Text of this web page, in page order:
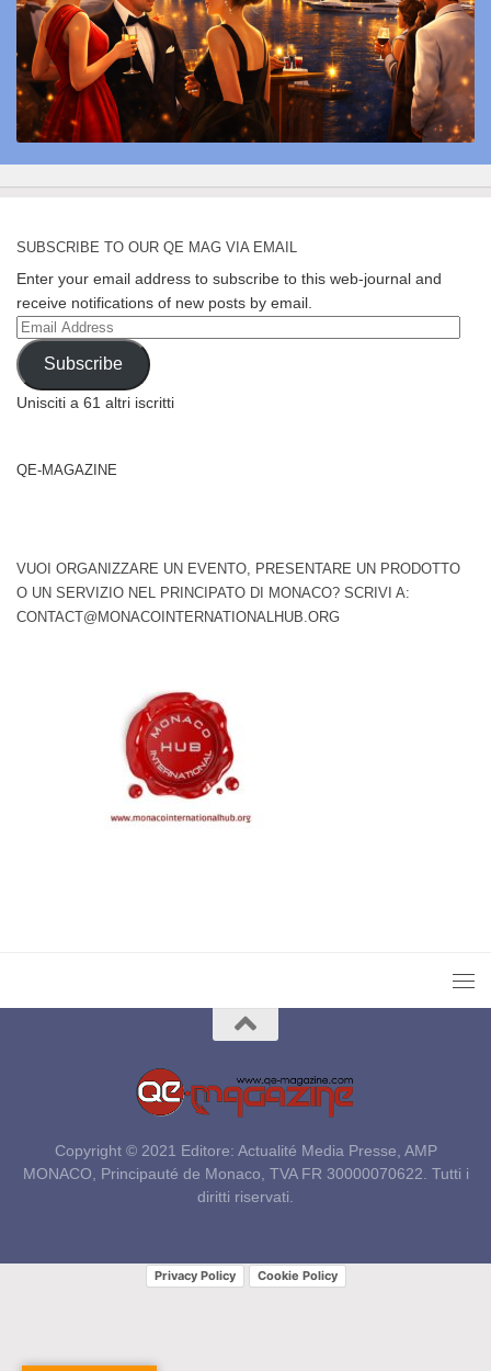
SUBSCRIBE TO OUR QE MAG VIA EMAIL
Enter your email address to subscribe to this web-journal and
receive notifications of new posts by email.
Email
Address
Subscribe
Unisciti a 61 altri iscritti
QE-MAGAZINE
VUOI ORGANIZZARE UN EVENTO, PRESENTARE UN PRODOTTO
O UN SERVIZIO NEL PRINCIPATO DI MONACO? SCRIVI A:
CONTACT@MONACOINTERNATIONALHUB.ORG
Copyright © 2021 Editore: Actualité Media Presse, AMP
MONACO, Principauté de Monaco, TVA FR 30000070622. Tutti i
diritti riservati.
Privacy Policy Cookie Policy